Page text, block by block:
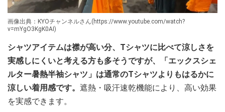
画像出典：KYOチャンネルさん(https://www.youtube.com/watch?
v=mYgO3KgK0AI)
シャツアイテムは襟が高い分、Tシャツに比べて涼しさを
実感しにくいと考える方も多そうですが、「エックスシェ
ルター暑熱半袖シャツ」は通常のTシャツよりもはるかに
涼しい着用感です。 遮熱・吸汗速乾機能により、高い効果
を実感できます。